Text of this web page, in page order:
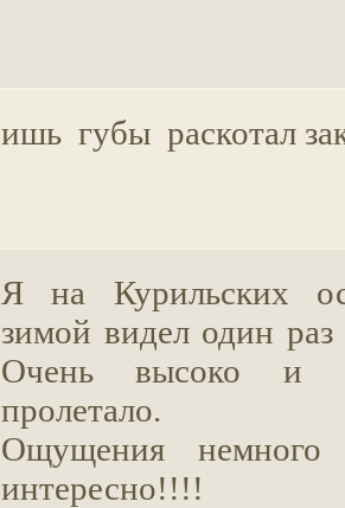
ишь губы раскотал
Я на Курильских
зимой видел один
Очень высоко и
пролетало.
Ощущения
интересно!!!!